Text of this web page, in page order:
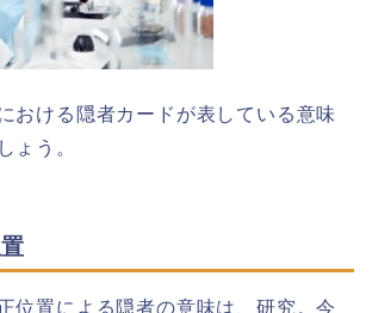
おける隠者カードが表している意味
ょう。
位置による隠者の意味は、研究。今